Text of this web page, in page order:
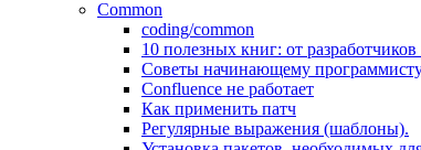
Common
coding/common
10 полезных книг: от разработчиков
Советы начинающему
Confluence не работает
Как применить патч
Регулярные выражения (шаблоны).